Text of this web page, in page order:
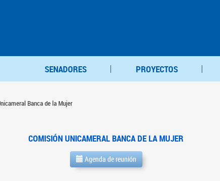
SENADORES PROYECTOS
Banca de la Mujer
COMISIÓN UNICAMERAL BANCA DE LA MUJER
Agenda de reunión